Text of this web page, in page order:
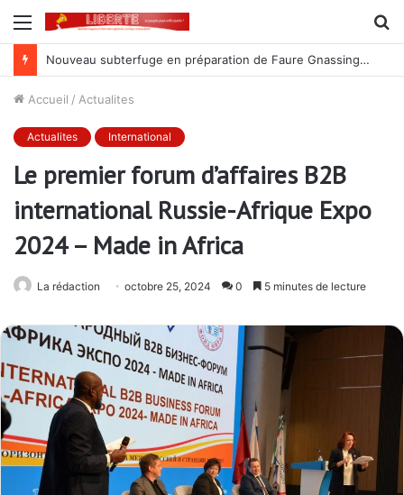
Menu
Nouveau subterfuge en préparation de Faure Gnassingbé pour ne jamais partir ; les Togolais disent non et sont vent debout
Accueil / Actualites
Actualites International
Le premier forum d’affaires B2B
international Russie-Afrique Expo
2024 – Made in Africa
La rédaction octobre 25, 2024 0 5 minutes de lecture